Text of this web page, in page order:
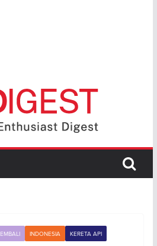
INDONESIA KERETA API